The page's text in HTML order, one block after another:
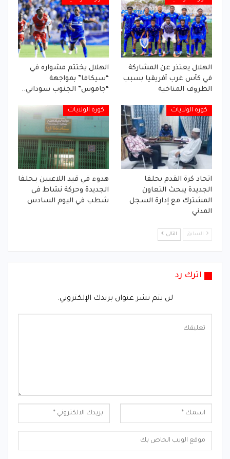
الهلال يعتذر عن المشاركة
في كأس غرب أفريقيا بسبب
الظروف المناخية
الهلال يختتم مشواره في
“سيكافا” بمواجهة
“جاموس” الجنوب سوداني..
كورة الولايات
اتحاد كرة القدم بحلفا
الجديدة يبحث التعاون
المشترك مع إدارة السجل
المدني
كورة الولايات
هدوء في قيد اللاعبين بـحلفا
الجديدة وحركة نشاط فى
شطب في اليوم السادس
السابق التالي
اترك رد
لن يتم نشر عنوان بريدك الإلكتروني.